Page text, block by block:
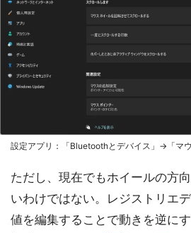
設定アプリ：「Bluetoothとデバイス」→「マウ
ただし、現在でもホイールの方
いわけではない。レジストリエ
値を編集することで動きを逆に